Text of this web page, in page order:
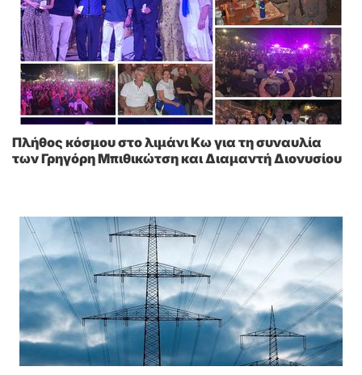
Πλήθος κόσμου στο λιμάνι Κω για τη συναυλία
των Γρηγόρη Μπιθικώτση και Διαμαντή Διονυσίου